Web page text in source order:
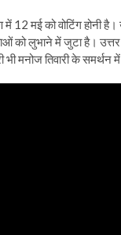
में 12 मई को वोटिंग
लुभाने में जुटा है। उत्तर
मनोज तिवारी के समर्थन